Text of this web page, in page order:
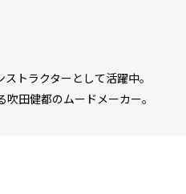
トラクターとして活躍中。
田健都のムードメーカー。